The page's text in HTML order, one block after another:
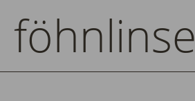
föhnlinse